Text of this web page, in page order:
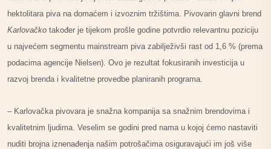
hektolitara piva na domaćem i izvoznim tržištima. Pivovarin glavni brend
Karlovačko također je tijekom prošle godine potvrdio relevantnu poziciju
u najvećem segmentu mainstream piva zabilježivši rast od 1,6 % (prema
podacima agencije Nielsen). Ovo je rezultat fokusiranih investicija u
razvoj brenda i kvalitetne provedbe planiranih programa.
– Karlovačka pivovara je snažna kompanija sa snažnim brendovima i
kvalitetnim ljudima. Veselim se godini pred nama u kojoj ćemo nastaviti
nuditi brojna iznenađenja našim potrošačima osiguravajući im još više